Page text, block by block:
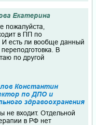
Екатерина
пожалуйста,
в ПП по
есть ли вообще данный
В
по другой
Константин
по ДПО и
здравоохранения
не входит. Отдельной
в РФ нет